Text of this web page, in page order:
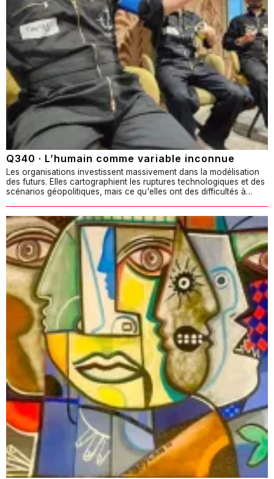
Q340 · L’humain comme variable inconnue
Les organisations investissent massivement dans la modélisation
des futurs. Elles cartographient les ruptures technologiques et des
scénarios géopolitiques, mais ce qu'elles ont des difficultés à…